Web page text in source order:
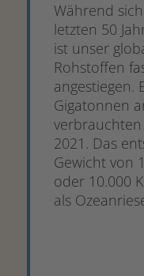
Während
letzten 50
ist unser
Rohstoffen
angestiegen.
Gigatonnen
2021. Das
Gewicht von
oder 10.000
als